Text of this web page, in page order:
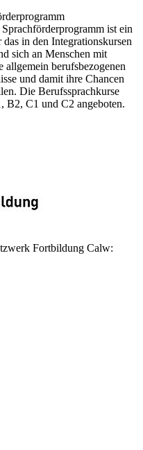
ist ein
in den Integrationskursen
sich an Menschen mit
berufsbezogenen
und damit ihre Chancen
Die Berufssprachkurse
B2, C1 und C2 angeboten.
Fortbildung Calw: